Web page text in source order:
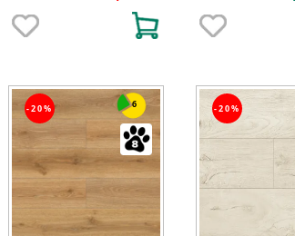
-20% 6 -20%